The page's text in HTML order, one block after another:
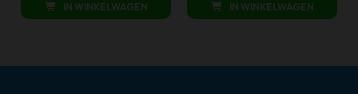
IN WINKELWAGEN
€ 313,00.
€ 179,00.
IN WINKELWAGEN